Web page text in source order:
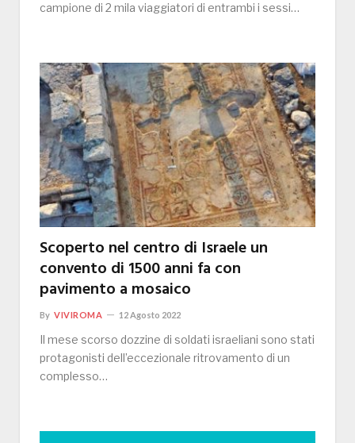
campione di 2 mila viaggiatori di entrambi i sessi…
Scoperto nel centro di Israele un
convento di 1500 anni fa con
pavimento a mosaico
By VIVIROMA 12 Agosto 2022
Il mese scorso dozzine di soldati israeliani sono stati
protagonisti dell’eccezionale ritrovamento di un
complesso…